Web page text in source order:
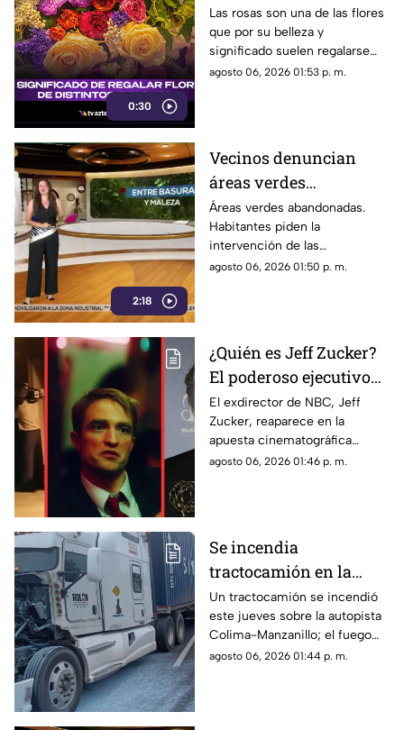
0:30
El mensaje oculto
detrás de cada color
Las rosas son una de las flores
que por su belleza y
significado suelen regalarse
con más frecuencia, pero
agosto 06, 2026 01:53 p. m.
2:18
Vecinos denuncian
áreas verdes
abandonadas y llenas
de basura
Áreas verdes abandonadas.
Habitantes piden la
intervención de las
autoridades para limpiar y
agosto 06, 2026 01:50 p. m.
¿Quién es Jeff Zucker?
El poderoso ejecutivo
que vendió el morbo de
los acosadores
sexuales y hoy actúa en
'Primetime'
El exdirector de NBC, Jeff
Zucker, reaparece en la
apuesta cinematográfica
‘Primetime’ interpretándose a
agosto 06, 2026 01:46 p. m.
Se incendia
tractocamión en la
autopista Colima-
Manzanillo;
circulación queda
parcialmente afectada
Un tractocamión se incendió
este jueves sobre la autopista
Colima-Manzanillo; el fuego
fue controlado y no hubo
agosto 06, 2026 01:44 p. m.